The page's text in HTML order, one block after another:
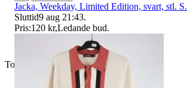
Toppsäljare
Jacka, Weekday, Limited Edition, svart, stl. S.
Sluttid9 aug 21:43.
Pris:120 kr,Ledande bud.